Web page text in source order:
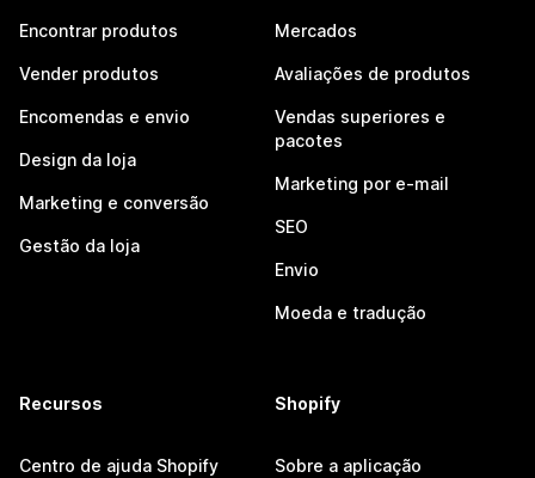
Encontrar produtos
Vender produtos
Encomendas e envio
Design da loja
Marketing e conversão
Gestão da loja
Mercados
Avaliações de produtos
Vendas superiores e
pacotes
Marketing por e-mail
SEO
Envio
Moeda e tradução
Recursos
Centro de ajuda Shopify
Shopify
Sobre a aplicação